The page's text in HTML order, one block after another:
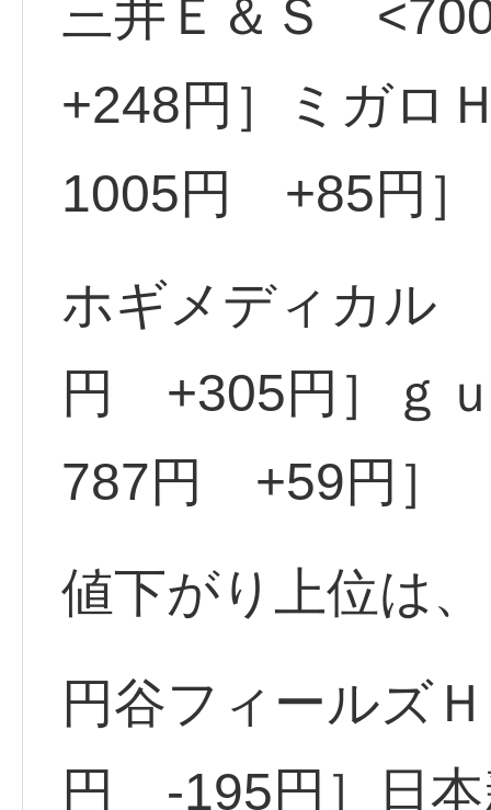
三井Ｅ＆Ｓ
+248円］ミガロ
1005円 +85円］
ホギメディカル
円 +305円］ｇ
787円 +59円］
値下がり上位は、
円谷フィールズ
円 -195円］日